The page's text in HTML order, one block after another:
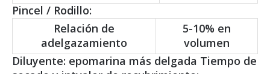
Pincel / Rodillo:
Relación de
adelgazamiento
5-10% en
volumen
Diluyente: epomarina más delgada Tiempo de